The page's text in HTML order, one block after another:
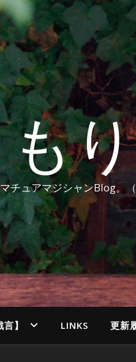
チュアマジシャンBlog。
言】 LINKS 更新